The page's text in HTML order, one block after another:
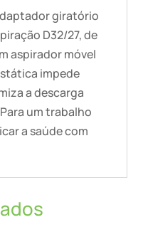
giratório
D32/27, de
aspirador móvel
impede
a descarga
um trabalho
a saúde com